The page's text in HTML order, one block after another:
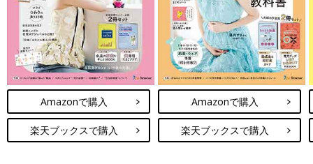
Amazonで購入
楽天ブックスで購入
Amazonで購入
楽天ブックスで購入